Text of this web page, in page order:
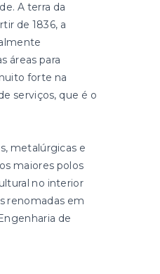
A terra da
de 1836, a
áreas para
forte na
serviços, que é o
metalúrgicas e
maiores polos
no interior
renomadas em
de